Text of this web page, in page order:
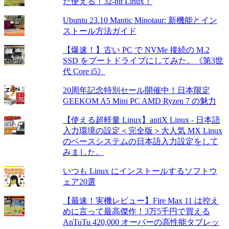
Ubuntu 23.10 Mantic Minotaur: 新機能とイン
ストール方法ガイド
【爆速！】古い PC で NVMe 接続の M.2
SSD をブートドライブにしてみた。《第3世
代 Core i5》
20周年記念特別セール開催中！日本限定
GEEKOM A5 Mini PC AMD Ryzen 7 の魅力
【使える超軽量 Linux】antiX Linux - 日本語
入力環境の設定＜完全版＞大人気 MX Linux
のベースシステムの日本語入力設定をして
みました。
いつも Linux にインストールするソフトウ
ェア20選
【最速！実機レビュー】Fire Max 11 は控え
めに言って最高傑作！3万5千円で買える
AnTuTu 420,000 オーバーの高性能タブレッ